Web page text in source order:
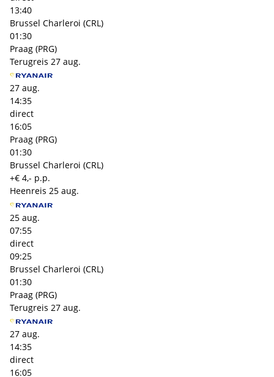
13:40
Brussel Charleroi (CRL)
01:30
Praag (PRG)
Terugreis 27 aug.
27 aug.
14:35
direct
16:05
Praag (PRG)
01:30
Brussel Charleroi (CRL)
+€ 4,- p.p.
Heenreis 25 aug.
25 aug.
07:55
direct
09:25
Brussel Charleroi (CRL)
01:30
Praag (PRG)
Terugreis 27 aug.
27 aug.
14:35
direct
16:05